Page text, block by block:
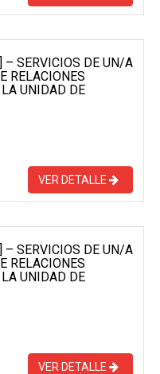
SERVICIOS DE UN/A
RELACIONES
UNIDAD DE
VER DETALLE
SERVICIOS DE UN/A
RELACIONES
UNIDAD DE
VER DETALLE